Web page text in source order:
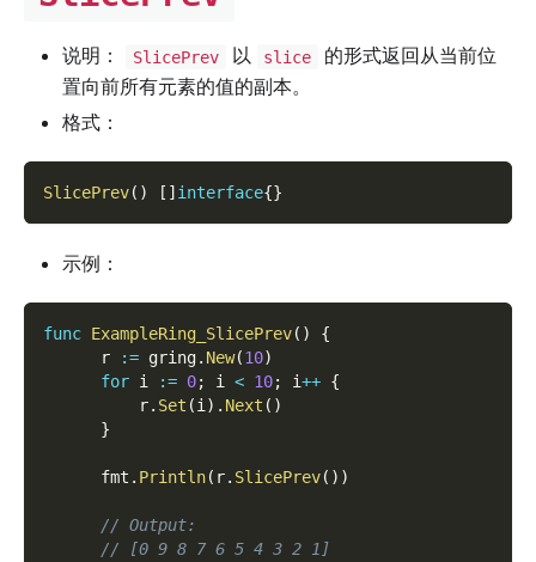
说明： SlicePrev 以 slice
的形式返回从当前位
置向前所有元素的值的副本。
格式：
SlicePrev( ) [ ] interface{}
示例：
func ExampleRing_SlicePrev( )
{
      r
:= gring. New(10)
for i := 0; i < 10; i++ {
          r
. Set (i) . Next ( )
}
      fmt
. Println( r. SlicePrev( ) )
// Output:
// [0 9 8 7 6 5 4 3 2 1]